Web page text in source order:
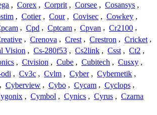
, Corex , Corprit , Corsee , Cosansys ,
, Cotier , Cour , Covisec , Cowkey ,
, Cpd , Cptcam , Cpvan , Cr2100 ,
, Crenova , Crest , Crestron , Cricket ,
Vision , Cs-280f53 , Cs2link , Csst , Ct2 ,
, Ctvision , Cube , Cubitech , Cusxy ,
, Cv3c , Cvlm , Cyber , Cybernetik ,
, Cyberview , Cybo , Cycam , Cyclops ,
, Cymbol , Cynics , Cyrus , Czarna